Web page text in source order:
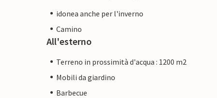
idonea anche per l'inverno
Camino
All'esterno
Terreno in prossimità d'acqua : 1200 m2
Mobili da giardino
Barbecue